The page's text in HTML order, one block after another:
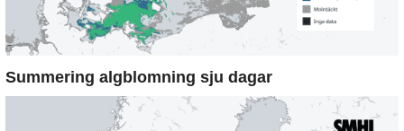
Summering algblomning sju dagar